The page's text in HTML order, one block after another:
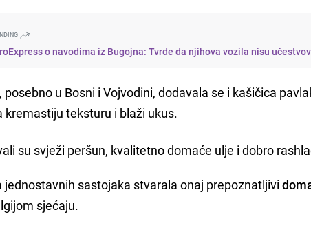
o navodima iz Bugojna: Tvrde da njihova vozila nisu
u Bosni i Vojvodini, dodavala se i kašičica
kremastiju teksturu i blaži ukus.
su svježi peršun, kvalitetno domaće ulje i dobro
jednostavnih sastojaka stvarala onaj prepoznatljivi
sjećaju.